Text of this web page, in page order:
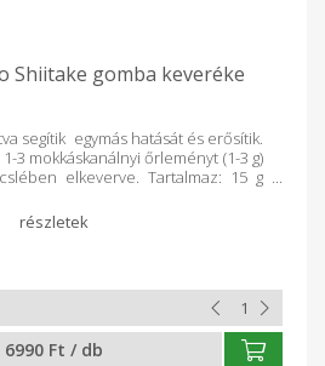
Shiitake gomba keveréke
segítik egymás hatását és erősítik.
3 mokkáskanálnyi őrleményt (1-3 g)
elkeverve. Tartalmaz: 15 g
TERMÉK! További információ:
honlapokon.
6990 Ft / db